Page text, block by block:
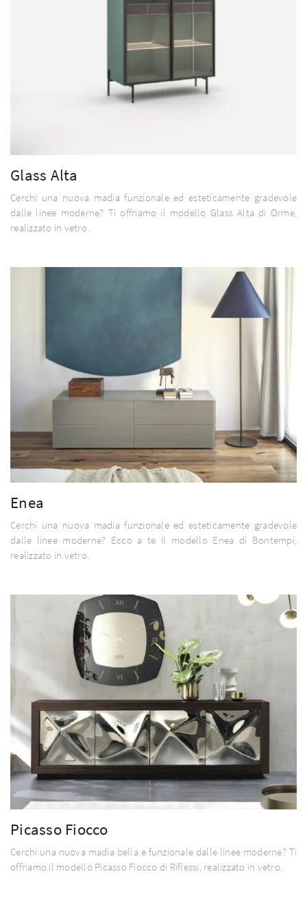
Glass Alta
Cerchi una nuova madia funzionale ed esteticamente gradevole
dalle linee moderne? Ti offriamo il modello Glass Alta di Orme,
realizzato in vetro.
Enea
Cerchi una nuova madia funzionale ed esteticamente gradevole
dalle linee moderne? Ecco a te il modello Enea di Bontempi,
realizzato in vetro.
Picasso Fiocco
Cerchi una nuova madia bella e funzionale dalle linee moderne? Ti
offriamo il modello Picasso Fiocco di Riflessi, realizzato in vetro.